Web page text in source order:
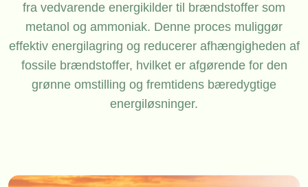
fra vedvarende energikilder til brændstoffer som
metanol og ammoniak. Denne proces muliggør
effektiv energilagring og reducerer afhængigheden af
fossile brændstoffer, hvilket er afgørende for den
grønne omstilling og fremtidens bæredygtige
energiløsninger.